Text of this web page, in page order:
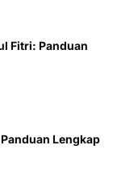
Fitri: Panduan
Lengkap